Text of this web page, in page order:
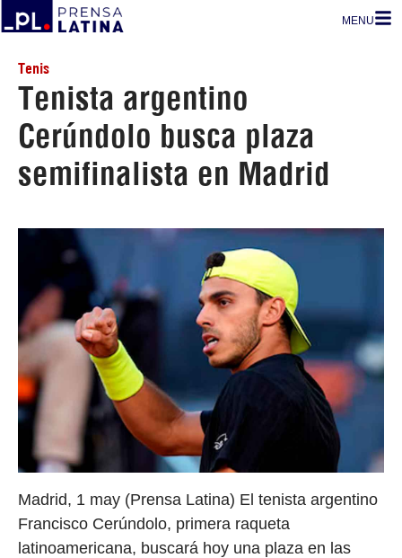
MENU
Tenis
Tenista argentino
Cerúndolo busca plaza
semifinalista en Madrid
Madrid, 1 may (Prensa Latina) El tenista argentino
Francisco Cerúndolo, primera raqueta
latinoamericana, buscará hoy una plaza en las